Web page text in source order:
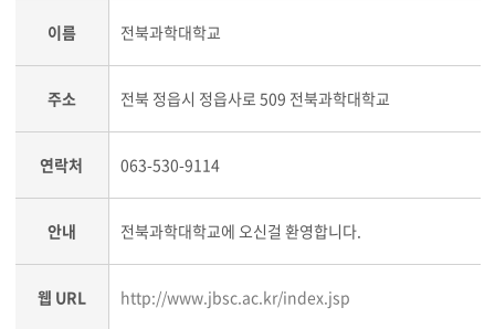
이름 전북과학대학교
주소 전북 정읍시 정읍사로 509 전북과학대학교
연락처 063-530-9114
안내 전북과학대학교에 오신걸 환영합니다.
웹 URL http://www.jbsc.ac.kr/index.jsp